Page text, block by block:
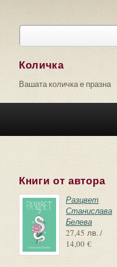
Търси
Количка
Вашата количка е празна
Книги от автора
Разцвет
Станислава
Белева
27,45 лв. /
14,00 €